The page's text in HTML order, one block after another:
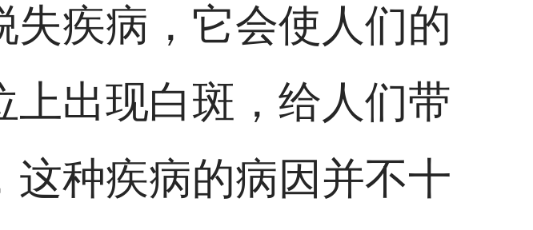
疾病，它会使人们的
上出现白斑，给人们带
种疾病的病因并不十